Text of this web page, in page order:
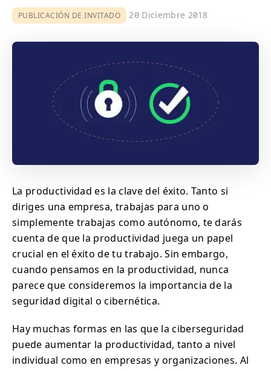
PUBLICACIÓN DE INVITADO 20 Diciembre 2018
La productividad es la clave del éxito. Tanto si
diriges una empresa, trabajas para uno o
simplemente trabajas como autónomo, te darás
cuenta de que la productividad juega un papel
crucial en el éxito de tu trabajo. Sin embargo,
cuando pensamos en la productividad, nunca
parece que consideremos la importancia de la
seguridad digital o cibernética.
Hay muchas formas en las que la ciberseguridad
puede aumentar la productividad, tanto a nivel
individual como en empresas y organizaciones. Al